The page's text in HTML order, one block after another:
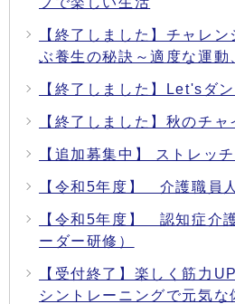
【終了しました】チャレ
ぶ養生の秘訣～適度な運動
【終了しました】Let'sダン
【終了しました】秋のチ
【追加募集中】 ストレッ
【令和5年度】 介護職員
【令和5年度】 認知症介
ーダー研修）
【受付終了】楽しく筋力
シントレーニングで元気な